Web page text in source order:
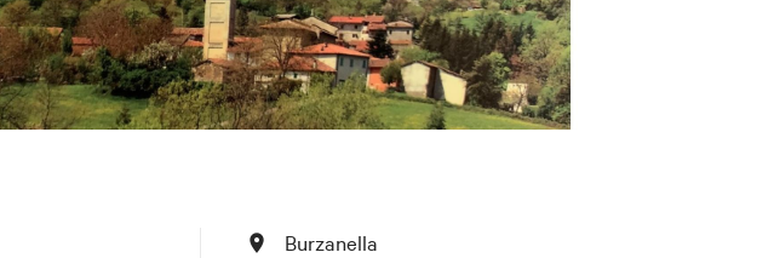
Burzanella